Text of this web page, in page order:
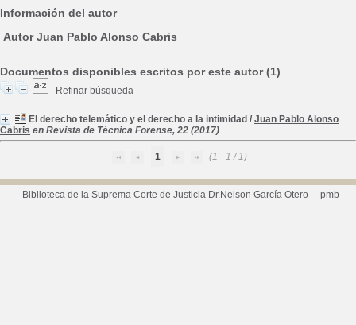
Información del autor
Autor Juan Pablo Alonso Cabris
Documentos disponibles escritos por este autor (1)
Refinar búsqueda
El derecho telemático y el derecho a la intimidad / Juan Pablo Alonso
Cabris en Revista de Técnica Forense, 22 (2017)
1 (1 - 1 / 1)
Biblioteca de la Suprema Corte de Justicia Dr.Nelson García Otero pmb